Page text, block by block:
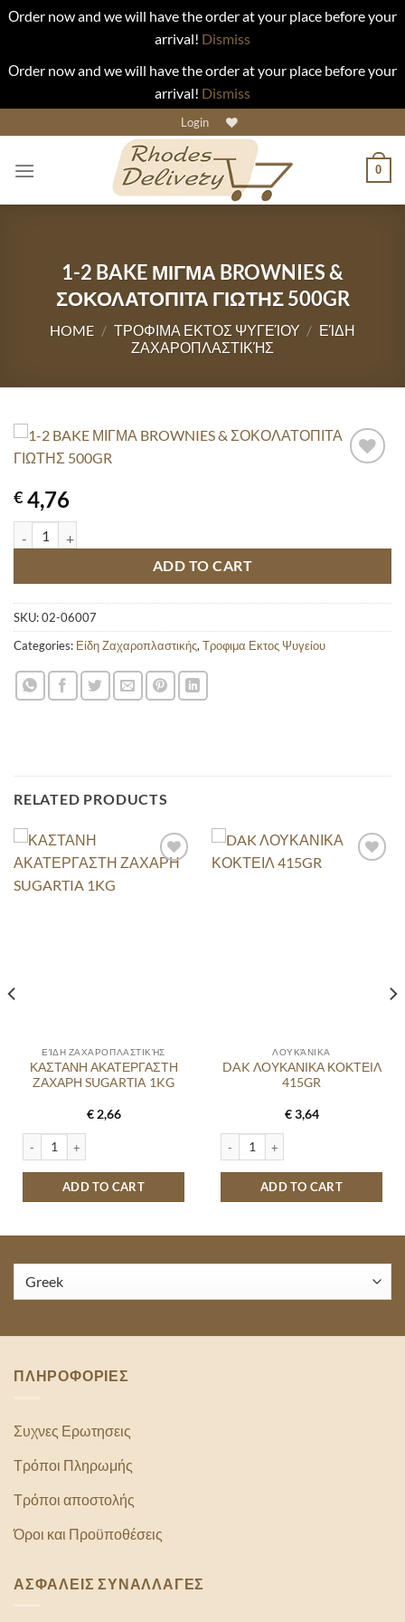
Οrder now and we will have the order at your place before your
arrival! Dismiss
Οrder now and we will have the order at your place before your
arrival! Dismiss
to
content
Login
0
1-2 BAKE ΜΙΓΜΑ BROWNIES &
ΣΟΚΟΛΑΤΟΠΙΤΑ ΓΙΩΤΗΣ 500GR
HOME / ΤΡΟΦΙΜΑ ΕΚΤΟΣ ΨΥΓΕΊΟΥ / ΕΊΔΗ
ΖΑΧΑΡΟΠΛΑΣΤΙΚΉΣ
€ 4,76
1-2 BAKE ΜΙΓΜΑ BROWNIES & ΣΟΚΟΛΑΤΟΠΙΤΑ ΓΙΩΤΗΣ 500GR
ADD TO CART
SKU:02-06007
Categories: Είδη Ζαχαροπλαστικής, Τροφιμα Εκτος Ψυγείου
RELATED PRODUCTS
ΕΊΔΗ ΖΑΧΑΡΟΠΛΑΣΤΙΚΉΣ
ΚΑΣΤΑΝΗ ΑΚΑΤΕΡΓΑΣΤΗ
ΖΑΧΑΡΗ SUGARTIA 1KG
€2,66
ΚΑΣΤΑΝΗ ΑΚΑΤΕΡΓΑΣΤΗ ΖΑΧΑΡΗ SUGARTIA 1KG quantity
ADD TO CART
ΛΟΥΚΆΝΙΚΑ
DAK ΛΟΥΚΑΝΙΚΑ ΚΟΚΤΕΙΛ
415GR
€3,64
DAK ΛΟΥΚΑΝΙΚΑ ΚΟΚΤΕΙΛ 415GR
ADD TO CART
ΠΛΗΡΟΦΟΡΙΕΣ
Συχνες Ερωτησεις
Τρόποι Πληρωμής
Τρόποι αποστολής
Όροι και Προϋποθέσεις
ΑΣΦΑΛΕΙΣ ΣΥΝΑΛΛΑΓΕΣ